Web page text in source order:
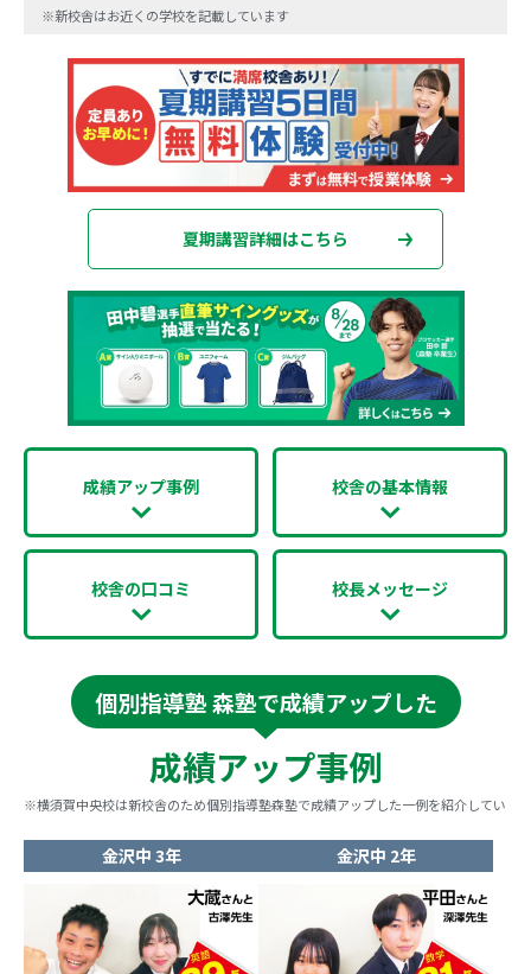
※新校舎はお近くの学校を記載しています
夏期講習詳細はこちら
成績アップ事例 校舎の基本情報
校舎の口コミ 校長メッセージ
個別指導塾 森塾で成績アップした
成績アップ事例
※横須賀中央校は新校舎のため個別指導塾森塾で成績アップした一例を紹介していま
金沢中 3年 金沢中 2年